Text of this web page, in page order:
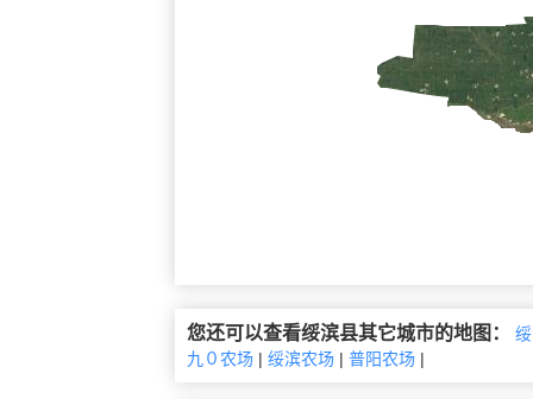
您还可以查看绥滨县其它城市的地图：
九０农场| 绥滨农场| 普阳农场|